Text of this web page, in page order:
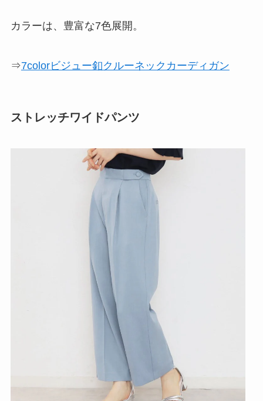
カラーは、豊富な7色展開。
⇒7colorビジュー釦クルーネックカーディガン
ストレッチワイドパンツ